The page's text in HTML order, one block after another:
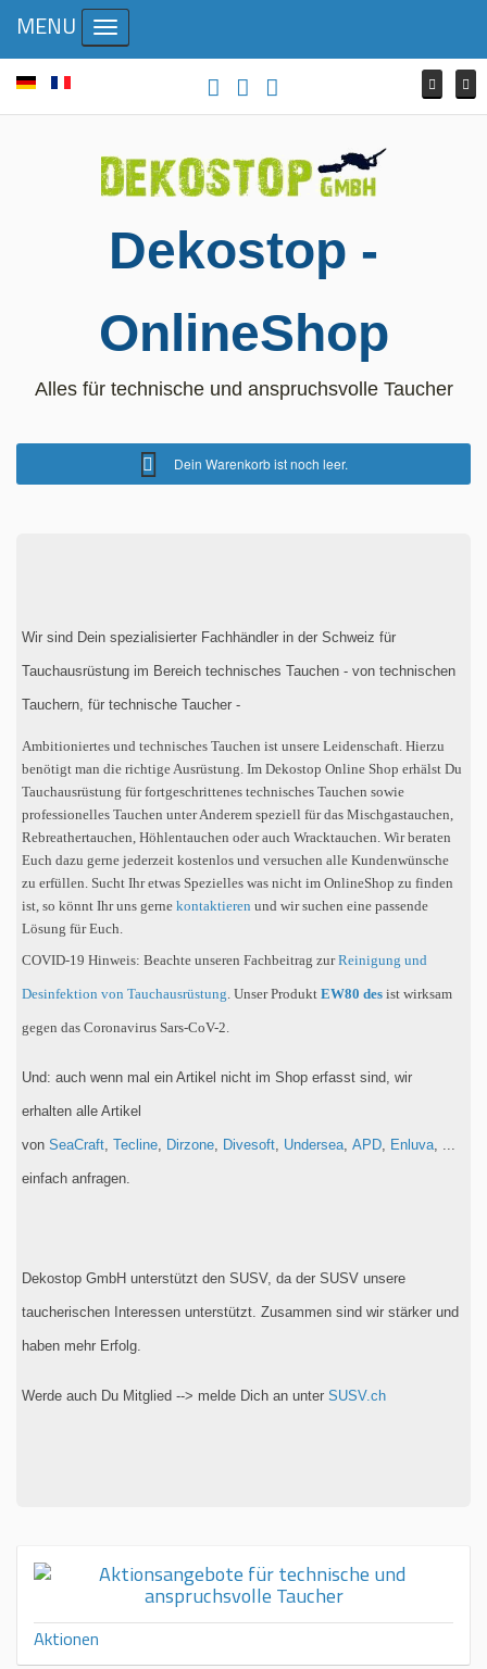
Dekostop -
OnlineShop
Alles für technische und anspruchsvolle Taucher
Dein Warenkorb ist noch leer.
MENU Toggle navigation
Wir sind Dein spezialisierter Fachhändler in der Schweiz für
Tauchausrüstung im Bereich technisches Tauchen - von technischen
Tauchern, für technische Taucher -
Ambitioniertes und technisches Tauchen ist unsere Leidenschaft. Hierzu
benötigt man die richtige Ausrüstung. Im Dekostop Online Shop erhälst Du
Tauchausrüstung für fortgeschrittenes technisches Tauchen sowie
professionelles Tauchen unter Anderem speziell für das Mischgastauchen,
Rebreathertauchen, Höhlentauchen oder auch Wracktauchen. Wir beraten
Euch dazu gerne jederzeit kostenlos und versuchen alle Kundenwünsche
zu erfüllen. Sucht Ihr etwas Spezielles was nicht im OnlineShop zu finden
ist, so könnt Ihr uns gerne kontaktieren und wir suchen eine passende
Lösung für Euch.
COVID-19 Hinweis: Beachte unseren Fachbeitrag zurReinigung und
Desinfektion von Tauchausrüstung. Unser Produkt EW80 des ist wirksam
gegen das Coronavirus Sars-CoV-2.
Und: auch wenn mal ein Artikel nicht im Shop erfasst sind, wir
erhalten alle Artikel
von SeaCraft, Tecline, Dirzone, Divesoft, Undersea, APD, Enluva, ...
einfach anfragen.
Dekostop GmbH unterstützt den SUSV, da der SUSV unsere
taucherischen Interessen unterstützt. Zusammen sind wir stärker und
haben mehr Erfolg.
Werde auch Du Mitglied --> melde Dich an unter SUSV.ch
Aktionen